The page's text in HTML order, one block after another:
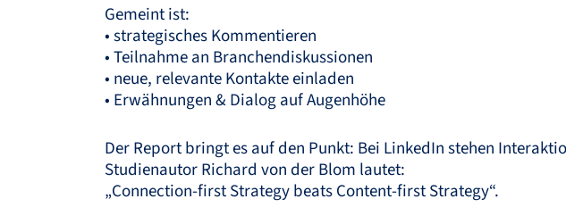
Gemeint ist:
• strategisches Kommentieren
• Teilnahme an Branchendiskussionen
• neue, relevante Kontakte einladen
• Erwähnungen & Dialog auf Augenhöhe
Der Report bringt es auf den Punkt: Bei LinkedIn stehen
Studienautor Richard von der Blom lautet:
„Connection-first Strategy beats Content-first Strategy“.